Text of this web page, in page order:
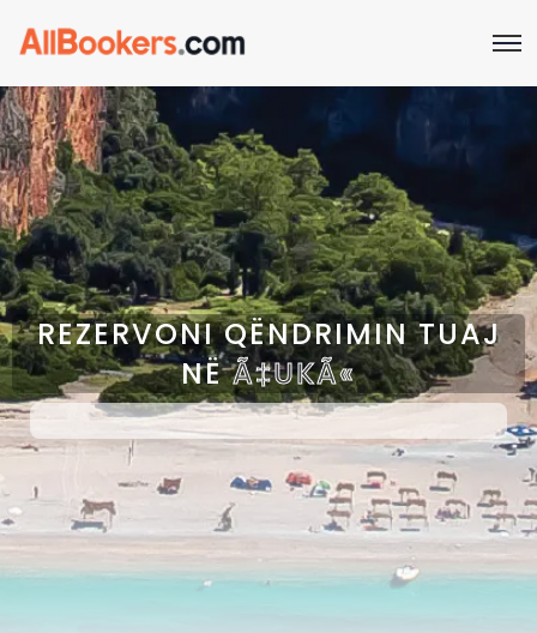
REZERVONI QËNDRIMIN TUAJ
NËÃ‡UKÃ«